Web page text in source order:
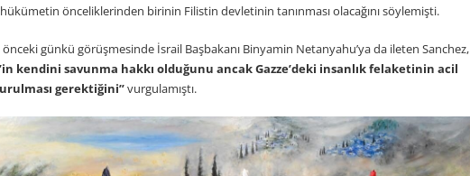
önceliklerinden birinin Filistin devletinin tanınması olacağını söylemişti.
günkü görüşmesinde İsrail Başbakanı Binyamin Netanyahu’ya da ileten Sanchez,
kendini savunma hakkı olduğunu ancak Gazze’deki insanlık felaketinin acil
gerektiğini”vurgulamıştı.